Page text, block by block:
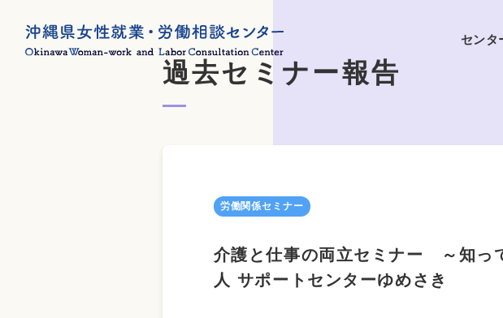
センタ
過去セミナー報告
労働関係セミナー
介護と仕事の両立セミナー ～知
人 サポートセンターゆめさき